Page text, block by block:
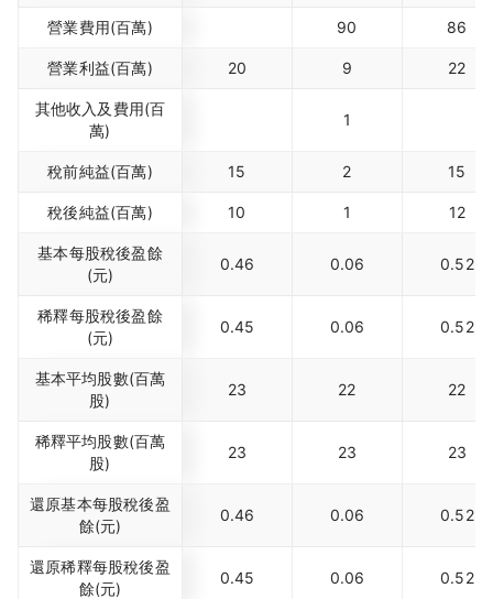
營業費用(百萬) 90 86
營業利益(百萬) 20 9 22
其他收入及費用(百
萬)
1
稅前純益(百萬) 15 2 15
稅後純益(百萬) 10 1 12
基本每股稅後盈餘
(元)
0.46 0.06 0.52
稀釋每股稅後盈餘
(元)
0.45 0.06 0.52
基本平均股數(百萬
股)
23 22 22
稀釋平均股數(百萬
股)
23 23 23
還原基本每股稅後盈
餘(元)
0.46 0.06 0.52
還原稀釋每股稅後盈
餘(元)
0.45 0.06 0.52